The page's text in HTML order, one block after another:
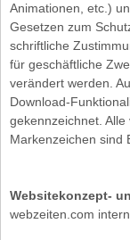
Animationen, etc.)
Gesetzen zum
schriftliche
für geschäftliche
verändert werden.
Download-
gekennzeichnet.
Markenzeichen sind
Websitekonzept-
webzeiten.com